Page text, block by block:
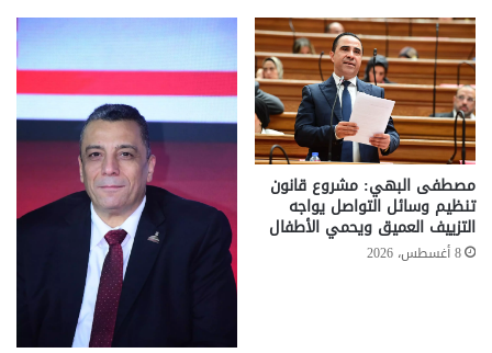
مصطفى البهي: مشروع قانون
تنظيم وسائل التواصل يواجه
التزييف العميق ويحمي الأطفال
8 أغسطس، 2026